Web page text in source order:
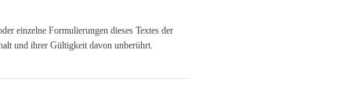
einzelne Formulierungen dieses Textes der
und ihrer Gültigkeit davon unberührt.